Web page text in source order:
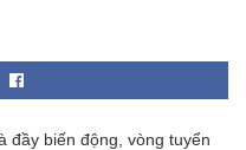
đầy biến động, vòng tuyển